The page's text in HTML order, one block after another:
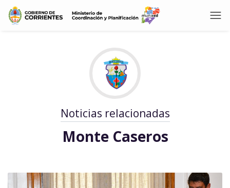
Noticias relacionadas
Monte Caseros